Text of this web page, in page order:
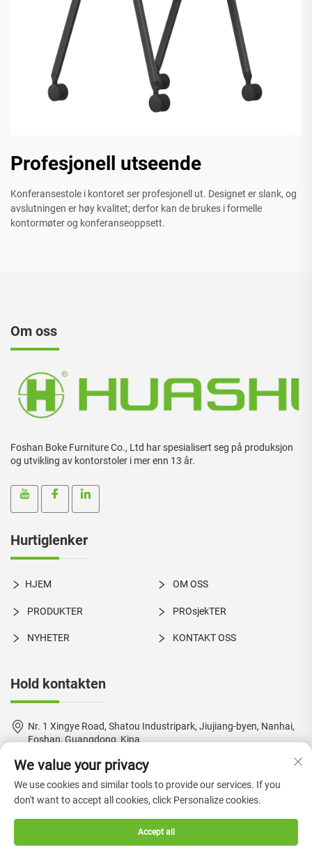
Profesjonell utseende
Konferansestole i kontoret ser profesjonell ut. Designet er slank, og
avslutningen er høy kvalitet; derfor kan de brukes i formelle
kontormøter og konferanseoppsett.
Om oss
Foshan Boke Furniture Co., Ltd har spesialisert seg på produksjon
og utvikling av kontorstoler i mer enn 13 år.
Hurtiglenker
HJEM OM OSS
PRODUKTER PROsjekTER
NYHETER KONTAKT OSS
Hold kontakten
Nr. 1 Xingye Road, Shatou Industripark, Jiujiang-byen, Nanhai,
Foshan, Guangdong, Kina
+86-18924550960
[email protected]
We value your privacy
We use cookies and similar tools to provide our services. If you
don't want to accept all cookies, click Personalize cookies.
Accept all